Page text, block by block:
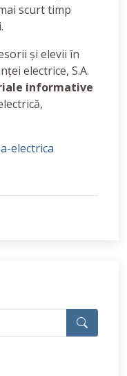
scurt timp
și elevii în
electrice, S.A.
informative
electrica